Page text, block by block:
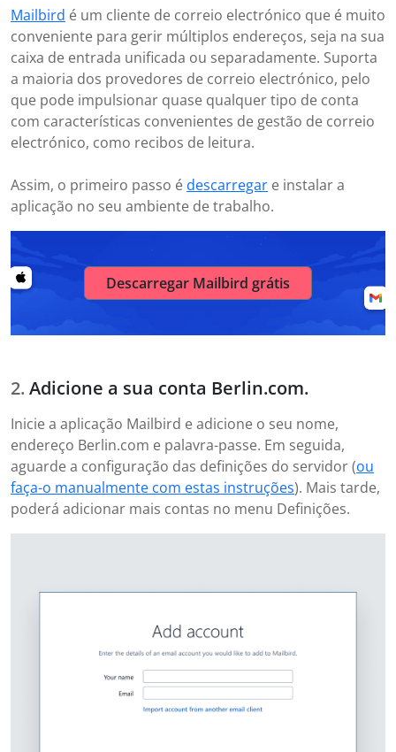
Mailbird é um cliente de correio electrónico que é muito
conveniente para gerir múltiplos endereços, seja na sua
caixa de entrada unificada ou separadamente. Suporta
a maioria dos provedores de correio electrónico, pelo
que pode impulsionar quase qualquer tipo de conta
com características convenientes de gestão de correio
electrónico, como recibos de leitura.
Assim, o primeiro passo é descarregar e instalar a
aplicação no seu ambiente de trabalho.
Descarregar Mailbird grátis
Adicione a sua conta Berlin.com.
Inicie a aplicação Mailbird e adicione o seu nome,
endereço Berlin.com e palavra-passe. Em seguida,
aguarde a configuração das definições do servidor (ou
faça-o manualmente com estas instruções). Mais tarde,
poderá adicionar mais contas no menu Definições.